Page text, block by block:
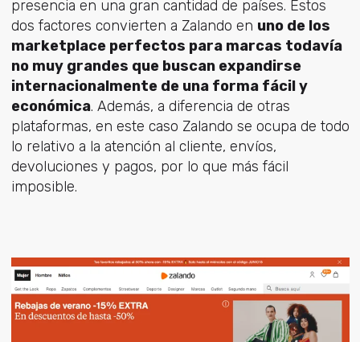
presencia en una gran cantidad de países. Estos
dos factores convierten a Zalando en uno de los
marketplace perfectos para marcas todavía
no muy grandes que buscan expandirse
internacionalmente de una forma fácil y
económica. Además, a diferencia de otras
plataformas, en este caso Zalando se ocupa de todo
lo relativo a la atención al cliente, envíos,
devoluciones y pagos, por lo que más fácil
imposible.